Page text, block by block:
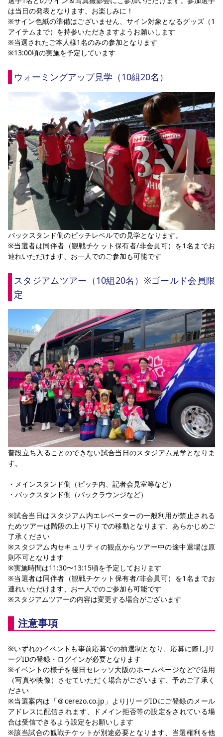
は当日の発表となります、お楽しみに！
※サイン色紙の準備はございません、サイン対象となるグッズ（1
アイテムまで）を持参いただきますようお願いします
※当選されたご本人様1名のみの参加となります
※13:00頃の実施を予定しています
ウォーミングアップ見学（10組20名）
バックスタンド側のピッチレベルでの見学となります。
※当選者は同伴者（観戦チケット保有者/非会員可）を1名までお
連れいただけます、お一人でのご参加も可能です
スタジアムツアー（10組20名）※ゴールド会員限
定
普段立ち入ることのできない試合当日のスタジアム見学となりま
す。
・メインスタンド側（ピッチ内、記者会見室等など）
・バックスタンド側（バックラウンジなど）
※試合当日はスタジアム内エレベーターの一般利用が禁止される
ためツアーは階段の上り下りでの移動となります、あらかじめご
了承ください
※スタジアム内セキュリティの観点からツアー中の途中退場は原
則不可となります
※実施時間は11:30〜13:15頃を予定しております
※当選者は同伴者（観戦チケット保有者/非会員可）を1名までお
連れいただけます、お一人でのご参加も可能です
※スタジアムツアーの内容は変更する場合がございます
注意事項
※いずれのイベントも事前応募での抽選制となり、応募に際しJリ
ーグIDの登録・ログインが必要となります
※イベントの様子を後日セレッソ大阪のホームページなどで活用
（写真や映像）させていただく場合がございます、予めご了承く
ださい
※当選案内は「＠cerezo.co.jp」よりJリーグIDにご登録のメール
アドレスに配信されます、ドメイン拒否等の設定をされている場
合は受信できるよう設定をお願いします
※該当試合の観戦チケットが別途必要となります、当選権利を他